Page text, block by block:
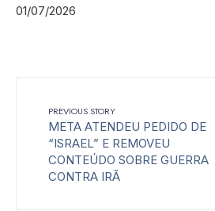
01/07/2026
PREVIOUS STORY
META ATENDEU PEDIDO DE
“ISRAEL” E REMOVEU
CONTEÚDO SOBRE GUERRA
CONTRA IRÃ